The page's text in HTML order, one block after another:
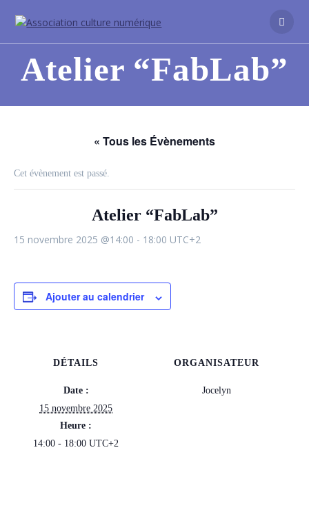
Atelier “FabLab”
« Tous les Évènements
Cet évènement est passé.
Atelier “FabLab”
15 novembre 2025 @14:00 - 18:00 UTC+2
Ajouter au calendrier
DÉTAILS
Date :
15 novembre 2025
Heure :
14:00 - 18:00 UTC+2
ORGANISATEUR
Jocelyn